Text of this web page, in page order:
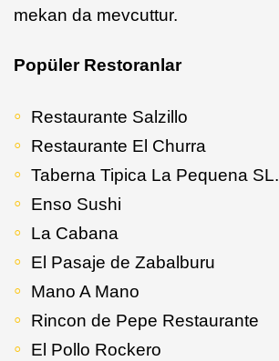
mekan da mevcuttur.
Popüler Restoranlar
Restaurante Salzillo
Restaurante El Churra
Taberna Tipica La Pequena SL.
Enso Sushi
La Cabana
El Pasaje de Zabalburu
Mano A Mano
Rincon de Pepe Restaurante
El Pollo Rockero